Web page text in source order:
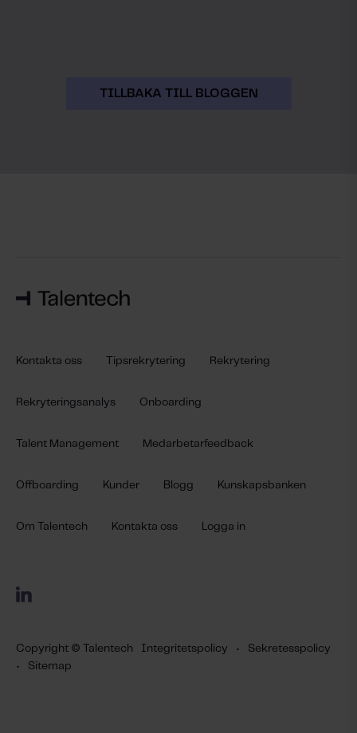
TILLBAKA TILL BLOGGEN
Kontakta oss Tipsrekrytering Rekrytering
Rekryteringsanalys Onboarding
Talent Management Medarbetarfeedback
Offboarding Kunder Blogg Kunskapsbanken
Om Talentech Kontakta oss Logga in
Copyright © Talentech Integritetspolicy •
Sekretesspolicy
•
Sitemap